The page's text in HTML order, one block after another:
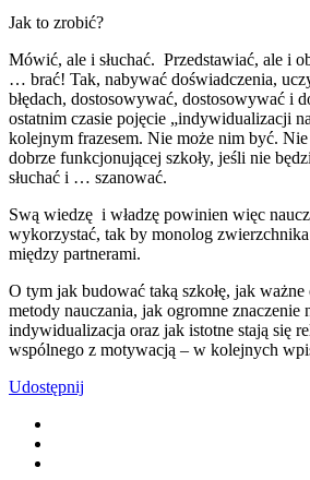
Jak to zrobić?
Mówić, ale i słuchać. Przedstawiać, ale i
… brać! Tak, nabywać doświadczenia,
błędach, dostosowywać, dostosowywać i
ostatnim czasie pojęcie „indywidualizacji
kolejnym frazesem. Nie może nim być.
dobrze funkcjonującej szkoły, jeśli nie
słuchać i … szanować.
Swą wiedzę i władzę powinien więc
wykorzystać, tak by monolog
między partnerami.
O tym jak budować taką szkołę, jak ważne
metody nauczania, jak ogromne znaczenie
indywidualizacja oraz jak istotne stają się
wspólnego z motywacją – w kolejnych
Udostępnij